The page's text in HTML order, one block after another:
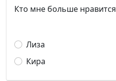
Кто мне больше нравится
Лиза
Кира